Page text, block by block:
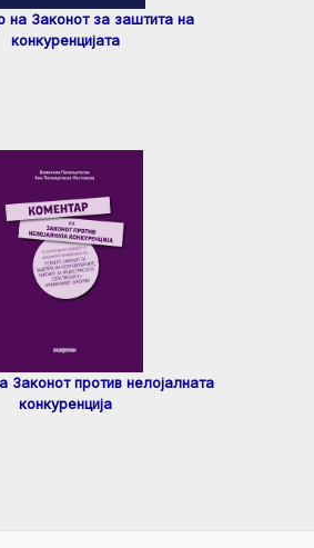
на Законот за заштита на
конкуренцијата
Законот против нелојалната
конкуренција